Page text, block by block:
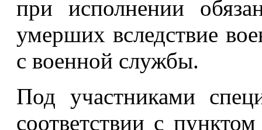
при исполнении
умерших вследствие
с военной службы.
Под участниками
соответствии с